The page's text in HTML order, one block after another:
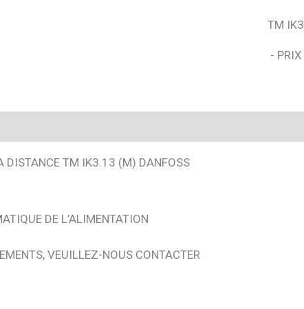
TM
-
DISTANCE TM IK3.13 (M) DANFOSS
DE L’ALIMENTATION
VEUILLEZ-NOUS CONTACTER